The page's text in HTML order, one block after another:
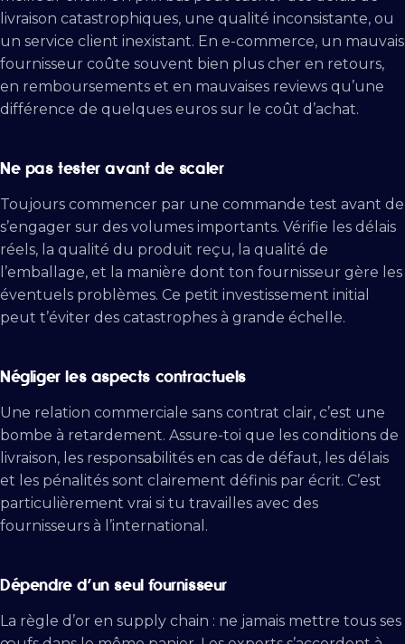
livraison catastrophiques, une qualité inconsistante, ou
un service client inexistant. En e-commerce, un mauvais
fournisseur coûte souvent bien plus cher en retours,
en remboursements et en mauvaises reviews qu’une
différence de quelques euros sur le coût d’achat.
Ne pas tester avant de scaler
Toujours commencer par une commande test avant de
s’engager sur des volumes importants. Vérifie les délais
réels, la qualité du produit reçu, la qualité de
l’emballage, et la manière dont ton fournisseur gère les
éventuels problèmes. Ce petit investissement initial
peut t’éviter des catastrophes à grande échelle.
Négliger les aspects contractuels
Une relation commerciale sans contrat clair, c’est une
bombe à retardement. Assure-toi que les conditions de
livraison, les responsabilités en cas de défaut, les délais
et les pénalités sont clairement définis par écrit. C’est
particulièrement vrai si tu travailles avec des
fournisseurs à l’international.
Dépendre d’un seul fournisseur
La règle d’or en supply chain : ne jamais mettre tous ses